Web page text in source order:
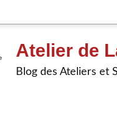
Atelier de
Blog des Ateliers et